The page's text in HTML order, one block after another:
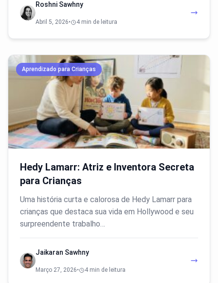
Roshni Sawhny
Abril 5, 2026• 4 min de leitura
Aprendizado para Crianças
Hedy Lamarr: Atriz e Inventora Secreta
para Crianças
Uma história curta e calorosa de Hedy Lamarr para
crianças que destaca sua vida em Hollywood e seu
surpreendente trabalho…
Jaikaran Sawhny
Março 27, 2026• 4 min de leitura